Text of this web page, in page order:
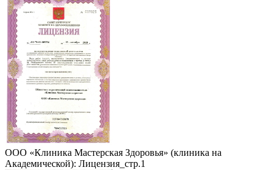
ООО «Клиника Мастерская Здоровья» (клиника на
Академической): Лицензия_стр.1